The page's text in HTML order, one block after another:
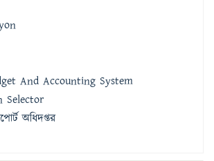
And Accounting System
Selector
অধিদপ্তর